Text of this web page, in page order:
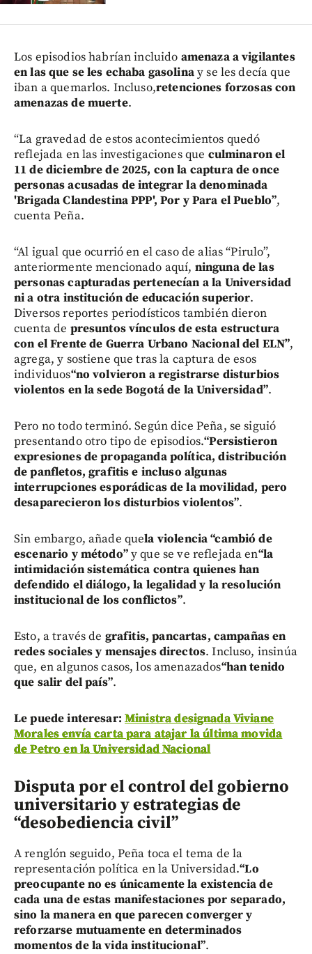
Los episodios habrían incluido amenaza a vigilantes
en las que se les echaba gasolinay se les decía que
iban a quemarlos. Incluso,retenciones forzosas con
amenazas de muerte.
“La gravedad de estos acontecimientos quedó
reflejada en las investigaciones que culminaron el
11 de diciembre de 2025, con la captura de once
personas acusadas de integrar la denominada
'Brigada Clandestina PPP', Por y Para el Pueblo”,
cuenta Peña.
“Al igual que ocurrió en el caso de alias “Pirulo”,
anteriormente mencionado aquí, ninguna de las
personas capturadas pertenecían a la Universidad
ni a otra institución de educación superior.
Diversos reportes periodísticos también dieron
cuenta de presuntos vínculos de esta estructura
con el Frente de Guerra Urbano Nacional del ELN”,
agrega, y sostiene que tras la captura de esos
individuos“no volvieron a registrarse disturbios
violentos en la sede Bogotá de la Universidad”.
Pero no todo terminó. Según dice Peña, se siguió
presentando otro tipo de episodios.“Persistieron
expresiones de propaganda política, distribución
de panfletos, grafitis e incluso algunas
interrupciones esporádicas de la movilidad, pero
desaparecieron los disturbios violentos”.
Sin embargo, añade quela violencia “cambió de
escenario y método”y que se ve reflejada en“la
intimidación sistemática contra quienes han
defendido el diálogo, la legalidad y la resolución
institucional de los conflictos”.
Esto, a través de grafitis, pancartas, campañas en
redes sociales y mensajes directos. Incluso, insinúa
que, en algunos casos, los amenazados“han tenido
que salir del país”.
Le puede interesar: Ministra designada Viviane
Morales envía carta para atajar la última movida
de Petro en la Universidad Nacional
Disputa por el control del gobierno
universitario y estrategias de
“desobediencia civil”
A renglón seguido, Peña toca el tema de la
representación política en la Universidad.“Lo
preocupante no es únicamente la existencia de
cada una de estas manifestaciones por separado,
sino la manera en que parecen converger y
reforzarse mutuamente en determinados
momentos de la vida institucional”.